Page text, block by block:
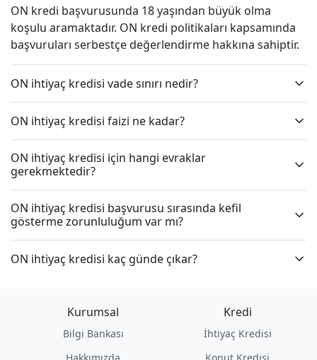
ON kredi başvurusunda 18 yaşından büyük olma
koşulu aramaktadır. ON kredi politikaları kapsamında
başvuruları serbestçe değerlendirme hakkına sahiptir.
ON ihtiyaç kredisi vade sınırı nedir?
ON ihtiyaç kredisi faizi ne kadar?
ON ihtiyaç kredisi için hangi evraklar
gerekmektedir?
ON ihtiyaç kredisi başvurusu sırasında kefil
gösterme zorunluluğum var mı?
ON ihtiyaç kredisi kaç günde çıkar?
Kurumsal
Bilgi Bankası
Kredi
İhtiyaç Kredisi